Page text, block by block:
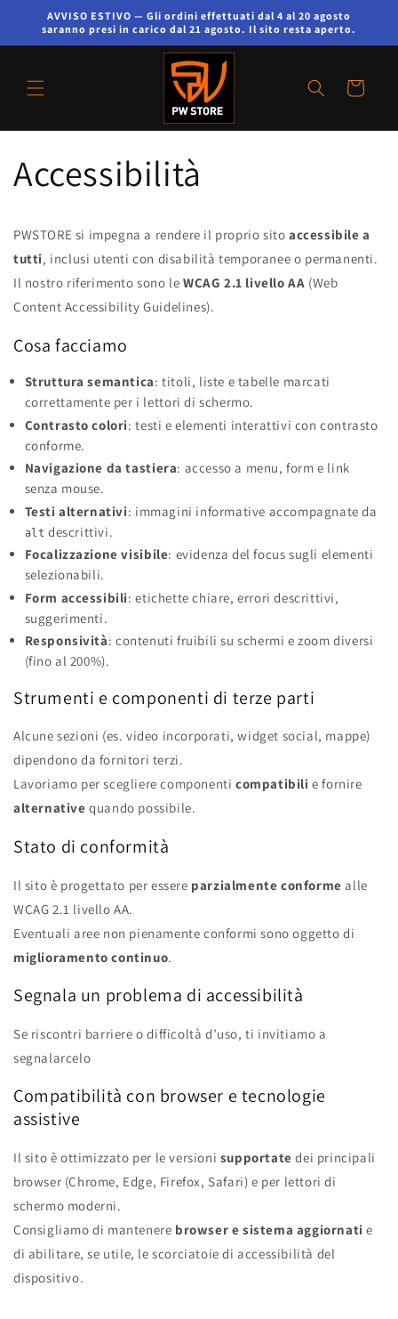
AVVISO ESTIVO — Gli ordini effettuati dal 4 al 20 agosto
saranno presi in carico dal 21 agosto. Il sito resta aperto.
Cart
Accessibilità
PWSTORE si impegna a rendere il proprio sito accessibile a
tutti, inclusi utenti con disabilità temporanee o permanenti.
Il nostro riferimento sono le WCAG 2.1 livello AA (Web
Content Accessibility Guidelines).
Cosa facciamo
Struttura semantica: titoli, liste e tabelle marcati
correttamente per i lettori di schermo.
Contrasto colori: testi e elementi interattivi con contrasto
conforme.
Navigazione da tastiera: accesso a menu, form e link
senza mouse.
Testi alternativi: immagini informative accompagnate da
alt descrittivi.
Focalizzazione visibile: evidenza del focus sugli elementi
selezionabili.
Form accessibili: etichette chiare, errori descrittivi,
suggerimenti.
Responsività: contenuti fruibili su schermi e zoom diversi
(fino al 200%).
Strumenti e componenti di terze parti
Alcune sezioni (es. video incorporati, widget social, mappe)
dipendono da fornitori terzi.
Lavoriamo per scegliere componenti compatibili e fornire
alternative quando possibile.
Stato di conformità
Il sito è progettato per essere parzialmente conforme alle
WCAG 2.1 livello AA.
Eventuali aree non pienamente conformi sono oggetto di
miglioramento continuo.
Segnala un problema di accessibilità
Se riscontri barriere o difficoltà d’uso, ti invitiamo a
segnalarcelo
Compatibilità con browser e tecnologie
assistive
Il sito è ottimizzato per le versioni supportate dei principali
browser (Chrome, Edge, Firefox, Safari) e per lettori di
schermo moderni.
Consigliamo di mantenere browser e sistema aggiornati e
di abilitare, se utile, le scorciatoie di accessibilità del
dispositivo.